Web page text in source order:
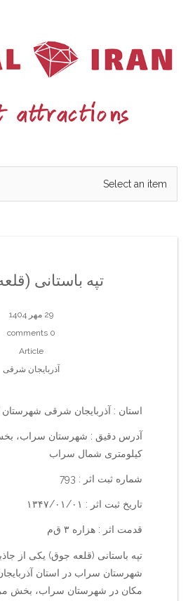
تپه باستانی
29 مهر 1404
0 comments
Article
آذربایجان شرقی
استان : آذربایجان شرقی
آدرس دقیق : شهرستان سراب،
کیلومتری شمال سراب
شماره ثبت اثر : 793
تاریخ ثبت اثر : ۱۳۴۷/۰۱/۰۱
قدمت اثر : هزاره ۳ ق‌م‌
تپه باستانی (قلعه جوق) یکی از
شهرستان سراب در استان
مکان در شهرستان سراب، بخش